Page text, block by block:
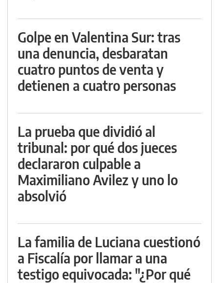
Golpe en Valentina Sur: tras
una denuncia, desbaratan
cuatro puntos de venta y
detienen a cuatro personas
La prueba que dividió al
tribunal: por qué dos jueces
declararon culpable a
Maximiliano Avilez y uno lo
absolvió
La familia de Luciana cuestionó
a Fiscalía por llamar a una
testigo equivocada: "¿Por qué